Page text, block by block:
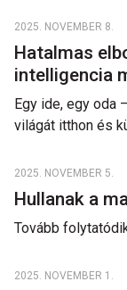
2025. NOVEMBER 8.
Hatalmas
intelligencia
Egy ide, egy oda
világát itthon és
2025. NOVEMBER 5.
Hullanak a
Tovább
2025. NOVEMBER 1.